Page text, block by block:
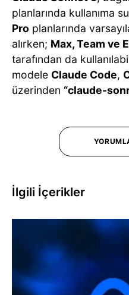
planlarında kullanıma
Pro planlarında
alırken; Max, Team ve
tarafından da
modele Claude Code,
üzerinden “claude-
İlgili İçerikler